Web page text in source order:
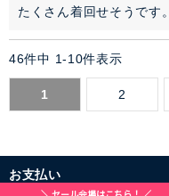
たくさん着回せそうです。
46件中 1-10件表示
1 2
お支払い